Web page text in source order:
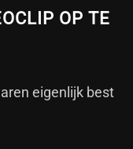
OP TE
eigenlijk best